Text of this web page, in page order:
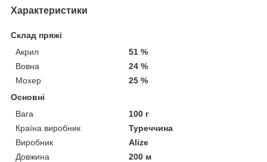
Характеристики
Склад пряжі
Акрил
51 %
Вовна
24 %
Мохер
25 %
Основні
Вага
100 г
Країна виробник
Туреччина
Виробник
Alize
Довжина
200 м